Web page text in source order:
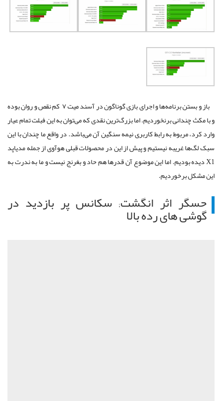
باز و بستن برنامه‌ها و اجرای بازی گوناگون در آسند میت ۷ کم نقص و روان بوده
و با مکث چندانی برنخوردیم. اما بزرگ‌ترین نقدی که می‌توان به این فبلت تمام عیار
وارد کرد، مربوط به رابط کاربری نیمه سنگین آن می‌باشد. در واقع ما چندان با این
سبک لگ‌ها غریبه نیستیم و پیش از این در محصولات قبلی هوآوی از جمله مدیاپد
X1 دیده بودیم. اما این موضوع آن قدرها هم حاد و بغرنج نیست و ما به ندرت به
این مشکل برخوردیم.
حسگر اثر انگشت; سکانس پر بازدید در
گوشی های رده بالا